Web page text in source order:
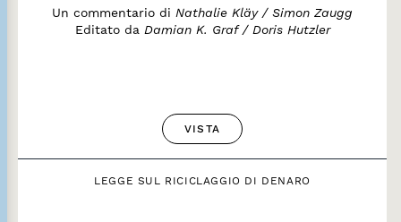
Un commentario di Nathalie Kläy / Simon Zaugg
Editato da Damian K. Graf / Doris Hutzler
VISTA
LEGGE SUL RICICLAGGIO DI DENARO